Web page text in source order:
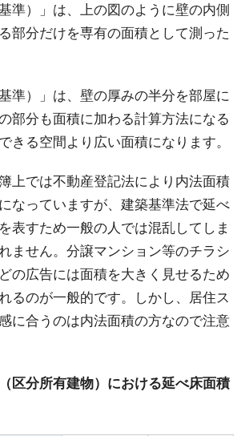
準）」は、上の図のように壁の内側
部分だけを専有の面積として測った
準）」は、壁の厚みの半分を部屋に
部分も面積に加わる計算方法になる
きる空間より広い面積になります。
上では不動産登記法により内法面積
なっていますが、建築基準法で延べ
表すため一般の人では混乱してしま
ません。分譲マンション等のチラシ
の広告には面積を大きく見せるため
るのが一般的です。しかし、居住ス
に合うのは内法面積の方なので注意
区分所有建物）における延べ床面積